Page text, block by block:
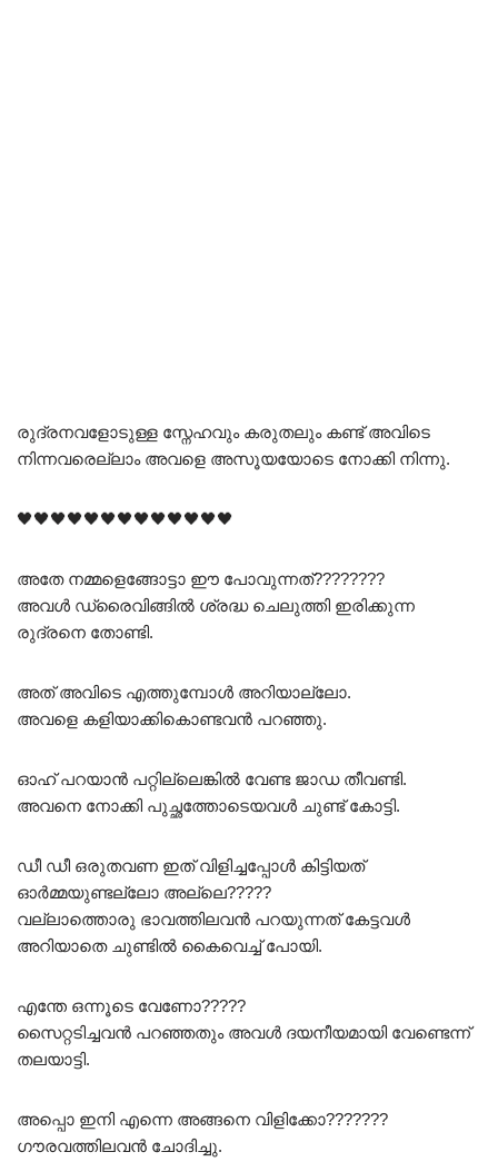
രുദ്രനവളോടുള്ള സ്നേഹവും കരുതലും കണ്ട് അവിടെ
നിന്നവരെല്ലാം അവളെ അസൂയയോടെ നോക്കി നിന്നു.
🖤🖤🖤🖤🖤🖤🖤🖤🖤🖤🖤🖤🖤
അതേ നമ്മളെങ്ങോട്ടാ ഈ പോവുന്നത്????????
അവൾ ഡ്രൈവിങ്ങിൽ ശ്രദ്ധ ചെലുത്തി ഇരിക്കുന്ന
രുദ്രനെ തോണ്ടി.
അത് അവിടെ എത്തുമ്പോൾ അറിയാല്ലോ.
അവളെ കളിയാക്കികൊണ്ടവൻ പറഞ്ഞു.
ഓഹ് പറയാൻ പറ്റില്ലെങ്കിൽ വേണ്ട ജാഡ തീവണ്ടി.
അവനെ നോക്കി പുച്ഛത്തോടെയവൾ ചുണ്ട് കോട്ടി.
ഡീ ഡീ ഒരുതവണ ഇത് വിളിച്ചപ്പോൾ കിട്ടിയത്
ഓർമ്മയുണ്ടല്ലോ അല്ലെ?????
വല്ലാത്തൊരു ഭാവത്തിലവൻ പറയുന്നത് കേട്ടവൾ
അറിയാതെ ചുണ്ടിൽ കൈവെച്ച് പോയി.
എന്തേ ഒന്നൂടെ വേണോ?????
സൈറ്റടിച്ചവൻ പറഞ്ഞതും അവൾ ദയനീയമായി വേണ്ടെന്ന്
തലയാട്ടി.
അപ്പൊ ഇനി എന്നെ അങ്ങനെ വിളിക്കോ???????
ഗൗരവത്തിലവൻ ചോദിച്ചു.